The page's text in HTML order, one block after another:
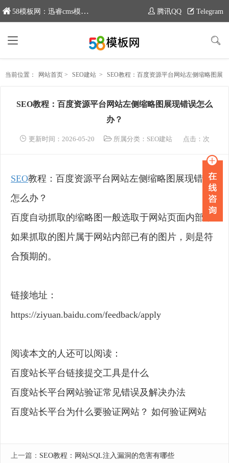
58模板网：迅睿cms模板专业分享平台，新域名：www.moban58.com 腾讯QQ Telegram
当前位置： 网站首页 > SEO建站 > SEO教程：百度资源平台网站左侧缩略图展现错误怎么办？
SEO教程：百度资源平台网站左侧缩略图展现错误怎么
办？
更新时间：2026-05-20 所属分类： SEO建站 点击： 次
SEO教程：百度资源平台网站左侧缩略图展现错误
怎么办？
百度自动抓取的缩略图一般选取于网站页面内部，
如果抓取的图片属于网站内部已有的图片，则是符
合预期的。
链接地址：
https://ziyuan.baidu.com/feedback/apply
阅读本文的人还可以阅读：
百度站长平台链接提交工具是什么
百度站长平台网站验证常见错误及解决办法
百度站长平台为什么要验证网站？ 如何验证网站
上一篇： SEO教程：网站SQL注入漏洞的危害有哪些